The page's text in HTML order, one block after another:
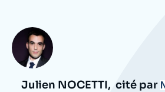
Photo
Julien NOCETTI, cité par